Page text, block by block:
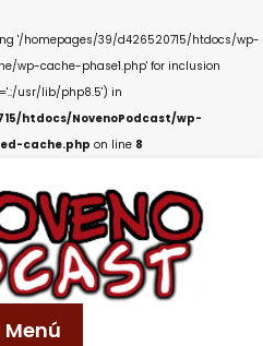
'/homepages/39/d426520715/htdocs/wp-
wp-cache-phase1.php' for inclusion
usr/lib/php8.5') in
htdocs/NovenoPodcast/wp-
cache.php on line 8
Menú